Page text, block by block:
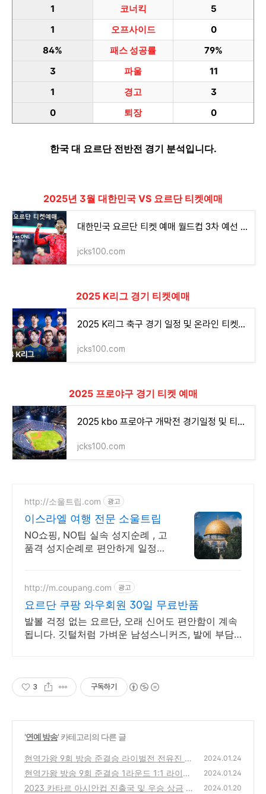
1
코너킥
5
1
오프사이드
0
84%
패스 성공률
79%
3
파울
11
1
경고
3
0
퇴장 0
한국 대 요르단 전반전 경기 분석입니다.
2025년 3월 대한민국 VS 요르단 티켓예매
대한민국 요르단 티켓 예매 월드컵 3차 예선 일정및 축구 중계 시청 방법
jcks100.com
2025 K리그 경기 티켓예매
2025 K리그 축구 경기 일정 및 온라인 티켓예매 방법
jcks100.com
2025 프로야구 경기 티켓 예매
2025 kbo 프로야구 개막전 경기일정 및 티켓예매 중계시청 방법
jcks100.com
http://소울트립.com 광고
이스라엘 여행 전문 소울트립
NO쇼핑, NO팁 실속 성지순례 , 고
품격 성지순례로 편안하게 일정을
http://m.coupang.com 광고
요르단 쿠팡 와우회원 30일 무료반품
발볼 걱정 없는 요르단, 오래 신어도 편안함이 계속
됩니다. 깃털처럼 가벼운 남성스니커즈, 발에 부담
3 구독하기
'연예 방송' 카테고리의 다른 글
현역가왕 9회 방송 준결승 라이벌전 전유진 V
S 김다현 대결 결과
(1)
2024.01.24
현역가왕 방송 9회 준결승 1라운드 1:1 라이벌
전 대결 결과 순위
(0)
2024.01.24
2023 카타르 아시안컵 진출국 및 우승 상금 2024.01.20